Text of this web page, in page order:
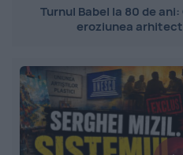
Turnul Babel la 80 de
eroziunea